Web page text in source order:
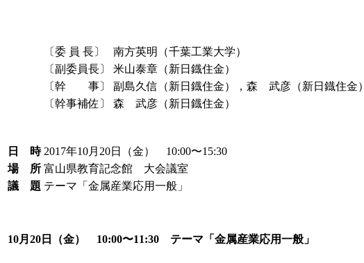
〔委 員 長〕
南方英明（千葉工業大学）
〔副委員長〕
米山泰章（新日鐡住金）
〔幹 事〕
副島久信（新日鐡住金），森 武彦（新日鐡住金）
〔幹事補佐〕
森 武彦（新日鐡住金）
日 時 2017年10月20日（金） 10:00〜15:30
場 所 富山県教育記念館 大会議室
議 題 テーマ「金属産業応用一般」
10月20日（金） 10:00〜11:30 テーマ「金属産業応用一般」